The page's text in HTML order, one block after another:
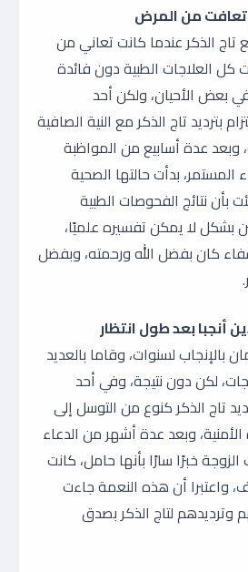
الذكر عندما كانت تعاني من
العلاجات الطبية دون فائدة
بعض الأحيان، ولكن أحد
بترديد تاج الذكر مع النية الصافية
وبعد عدة أسابيع من المواظبة
المستمر، بدأت حالتها الصحية
بأن نتائج الفحوصات الطبية
بشكل لا يمكن تفسيره علميًا،
كان بفضل الله ورحمته، وبفضل
بالإنجاب لسنوات، وقاما بالعديد
لكن دون نتيجة، وفي أحد
تاج الذكر كنوع من التوسل إلى
وبعد عدة أشهر من الدعاء
خبرًا سارًا بأنها حامل، كانت
واعتبرا أن هذه النعمة جاءت
وترديدهم لتاج الذكر بصدق